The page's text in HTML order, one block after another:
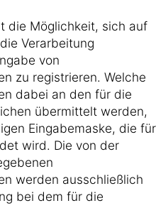
die Möglichkeit, sich auf
Verarbeitung
von
zu registrieren. Welche
dabei an den für die
übermittelt werden,
Eingabemaske, die für
wird. Die von der
werden ausschließlich
bei dem für die